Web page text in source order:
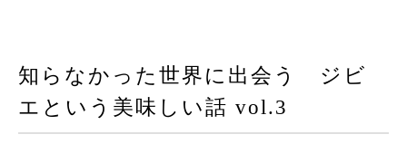
知らなかった世界に出会う ジビ
エという美味しい話 vol.3